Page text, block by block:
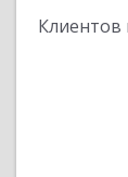
Клиентов